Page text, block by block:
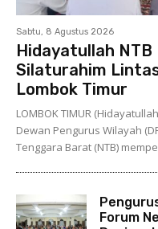
Sabtu, 8 Agustus 2026
Hidayatullah
Silaturahim
Lombok Timur
LOMBOK TIMUR
Dewan Pengurus Wilayah
Tenggara Barat (NTB)
Forum